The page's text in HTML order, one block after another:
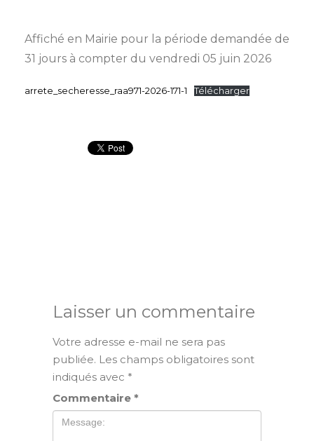
Affiché en Mairie pour la période demandée de
31 jours à compter du vendredi 05 juin 2026
arrete_secheresse_raa971-2026-171-1 Télécharger
Laisser un commentaire
Votre adresse e-mail ne sera pas
publiée. Les champs obligatoires sont
indiqués avec *
Commentaire *